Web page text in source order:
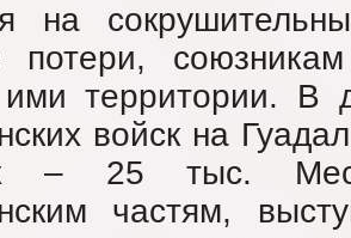
на
потери,
ими территории. В
войск на
– 25 тыс.
частям,